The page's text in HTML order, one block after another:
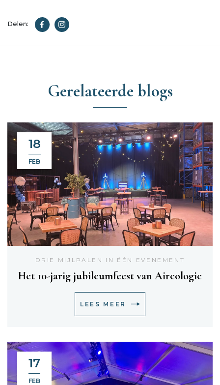
Delen:
Gerelateerde blogs
18
FEB
DRIE MIJLPALEN IN ÉÉN EVENEMENT
Het 10-jarig jubileumfeest van Aircologic
LEES MEER
17
FEB